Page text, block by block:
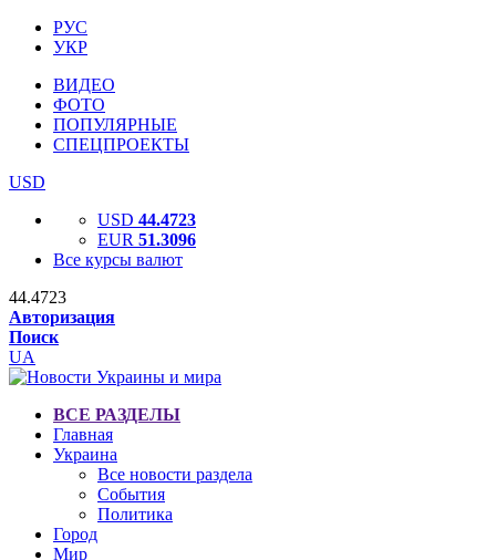
РУС
УКР
ВИДЕО
ФОТО
ПОПУЛЯРНЫЕ
СПЕЦПРОЕКТЫ
USD
USD 44.4723
EUR 51.3096
Все курсы валют
44.4723
Авторизация
Поиск
UA
ВСЕ РАЗДЕЛЫ
Главная
Украина
Все новости раздела
События
Политика
Город
Мир